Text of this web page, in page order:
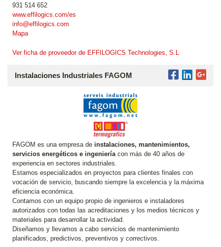
931 514 652
www.effilogics.com/es
info@effilogics.com
Mapa
Ver ficha de proveedor de EFFILOGICS Technologies, S.L
Instalaciones Industriales FAGOM
FAGOM es una empresa de instalaciones, mantenimientos,
servicios energéticos e ingenieríacon más de 40 años de
experiencia en sectores industriales.
Estamos especializados en proyectos para clientes finales con
vocación de servicio, buscando siempre la excelencia y la máxima
eficiencia económica.
Contamos con un equipo propio de ingenieros e instaladores
autorizados con todas las acreditaciones y los medios técnicos y
materiales para desarrollar la actividad.
Diseñamos y llevamos a cabo servicios de mantenimiento
planificados, predictivos, preventivos y correctivos.